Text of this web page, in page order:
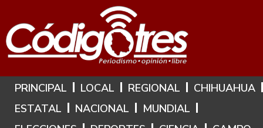
Hoy es: 10 de Agosto de 2026
PRINCIPAL LOCAL REGIONAL
CHIHUAHUA
ESTATAL
NACIONAL
MUNDIAL